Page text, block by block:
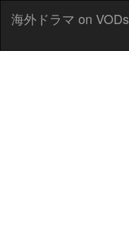
海外ドラマ on VODs